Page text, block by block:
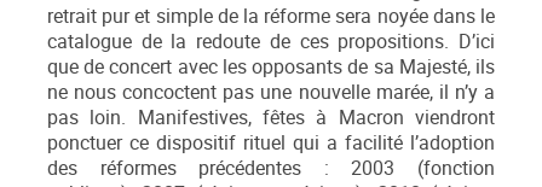
retrait pur et simple de la réforme sera noyée dans le
catalogue de la redoute de ces propositions. D’ici
que de concert avec les opposants de sa Majesté, ils
ne nous concoctent pas une nouvelle marée, il n’y a
pas loin. Manifestives, fêtes à Macron viendront
ponctuer ce dispositif rituel qui a facilité l’adoption
des réformes précédentes : 2003 (fonction